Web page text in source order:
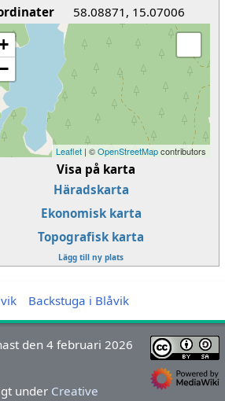
58.08871, 15.07006
Leaflet | ©OpenStreetMapcontributors
Visa på karta
Häradskarta
Ekonomisk karta
Topografisk karta
Lägg till ny plats
Backstuga i Blåvik
den 4 februari 2026
under Creative